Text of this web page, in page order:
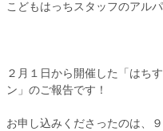
こどもはっちスタッフのアル
２月１日から開催した「はち
ン」のご報告です！
お申し込みくださったのは、